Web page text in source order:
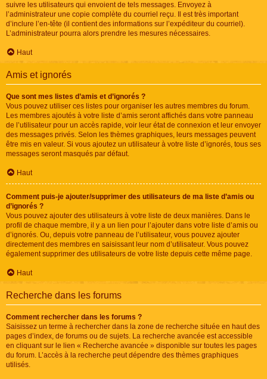
suivre les utilisateurs qui envoient de tels messages. Envoyez à
l’administrateur une copie complète du courriel reçu. Il est très important
d’inclure l’en-tête (il contient des informations sur l’expéditeur du courriel).
L’administrateur pourra alors prendre les mesures nécessaires.
Haut
Amis et ignorés
Que sont mes listes d’amis et d’ignorés ?
Vous pouvez utiliser ces listes pour organiser les autres membres du forum.
Les membres ajoutés à votre liste d’amis seront affichés dans votre panneau
de l’utilisateur pour un accès rapide, voir leur état de connexion et leur envoyer
des messages privés. Selon les thèmes graphiques, leurs messages peuvent
être mis en valeur. Si vous ajoutez un utilisateur à votre liste d’ignorés, tous ses
messages seront masqués par défaut.
Haut
Comment puis-je ajouter/supprimer des utilisateurs de ma liste d’amis ou
d’ignorés ?
Vous pouvez ajouter des utilisateurs à votre liste de deux manières. Dans le
profil de chaque membre, il y a un lien pour l’ajouter dans votre liste d’amis ou
d’ignorés. Ou, depuis votre panneau de l’utilisateur, vous pouvez ajouter
directement des membres en saisissant leur nom d’utilisateur. Vous pouvez
également supprimer des utilisateurs de votre liste depuis cette même page.
Haut
Recherche dans les forums
Comment rechercher dans les forums ?
Saisissez un terme à rechercher dans la zone de recherche située en haut des
pages d’index, de forums ou de sujets. La recherche avancée est accessible
en cliquant sur le lien « Recherche avancée » disponible sur toutes les pages
du forum. L’accès à la recherche peut dépendre des thèmes graphiques
utilisés.